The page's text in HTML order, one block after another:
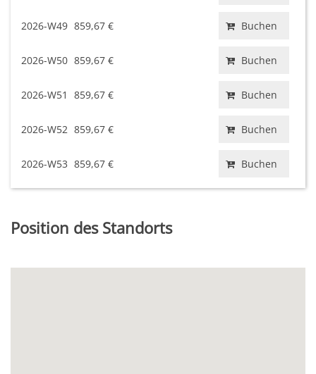
2026-W49 859,67 € Buchen
2026-W50 859,67 € Buchen
2026-W51 859,67 € Buchen
2026-W52 859,67 € Buchen
2026-W53 859,67 € Buchen
Position des Standorts